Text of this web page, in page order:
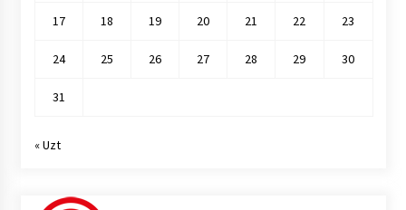
17 18 19 20 21 22 23
24 25 26 27 28 29 30
31
« Uzt